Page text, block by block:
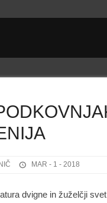
MAR - 1 - 2018
dvigne in žuželčji